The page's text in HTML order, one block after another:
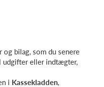
bilag, som du senere
udgifter eller indtægter,
i Kassekladden,